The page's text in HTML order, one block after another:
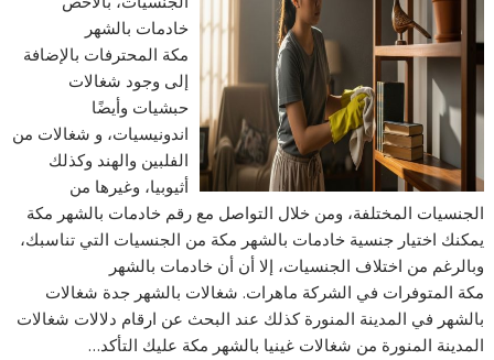
خادمات بالشهر
مكة المحترفات بالإضافة
إلى وجود شغالات
حبشيات وأيضًا
اندونيسيات، و شغالات من
الفلبين والهند وكذلك
أثيوبيا، وغيرها من
الجنسيات المختلفة، ومن خلال التواصل مع رقم خادمات بالشهر مكة
يمكنك اختيار جنسية خادمات بالشهر مكة من الجنسيات التي تناسبك،
وبالرغم من اختلاف الجنسيات، إلا أن أن خادمات بالشهر
مكة المتوفرات في الشركة ماهرات. شغالات بالشهر جدة شغالات
بالشهر في المدينة المنورة كذلك عند البحث عن ارقام دلالات شغالات
المدينة المنورة من شغالات غينيا بالشهر مكة عليك التأكد…